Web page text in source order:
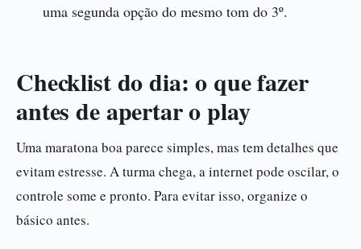
uma segunda opção do mesmo tom do 3º.
Checklist do dia: o que fazer
antes de apertar o play
Uma maratona boa parece simples, mas tem detalhes que
evitam estresse. A turma chega, a internet pode oscilar, o
controle some e pronto. Para evitar isso, organize o
básico antes.